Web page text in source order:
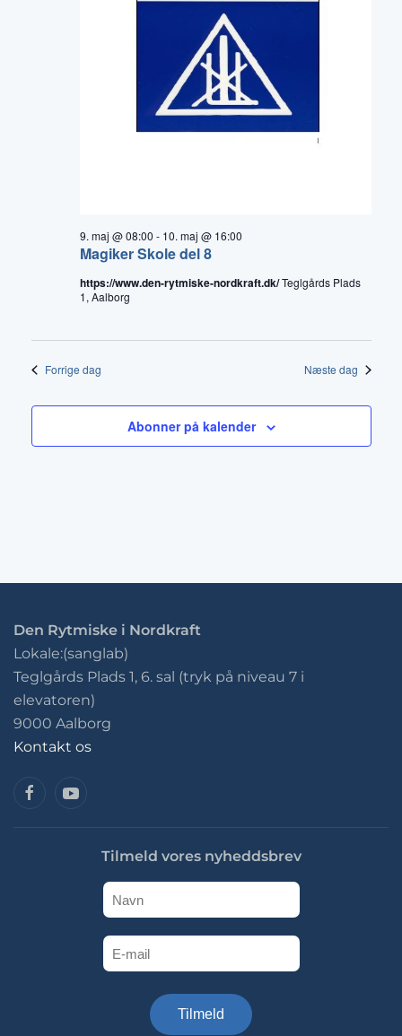
Magiker Skole del 8
9. maj @ 08:00 - 10. maj @ 16:00
https://www.den-rytmiske-nordkraft.dk/Teglgårds Plads
1, Aalborg
Forrige dag Næste dag
Abonner på kalender
Den Rytmiske i Nordkraft
Lokale:(sanglab)
Teglgårds Plads 1, 6. sal (tryk på niveau 7 i
elevatoren)
9000 Aalborg
Kontakt os
Tilmeld vores nyheddsbrev
Tilmeld